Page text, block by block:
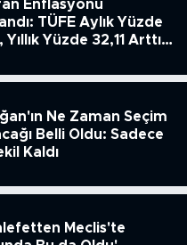
Enflasyonu
TÜFE Aylık Yüzde
Yüzde 32,11 Arttı,
Ne Zaman Seçim
Belli Oldu: Sadece
Kaldı
Meclis'te